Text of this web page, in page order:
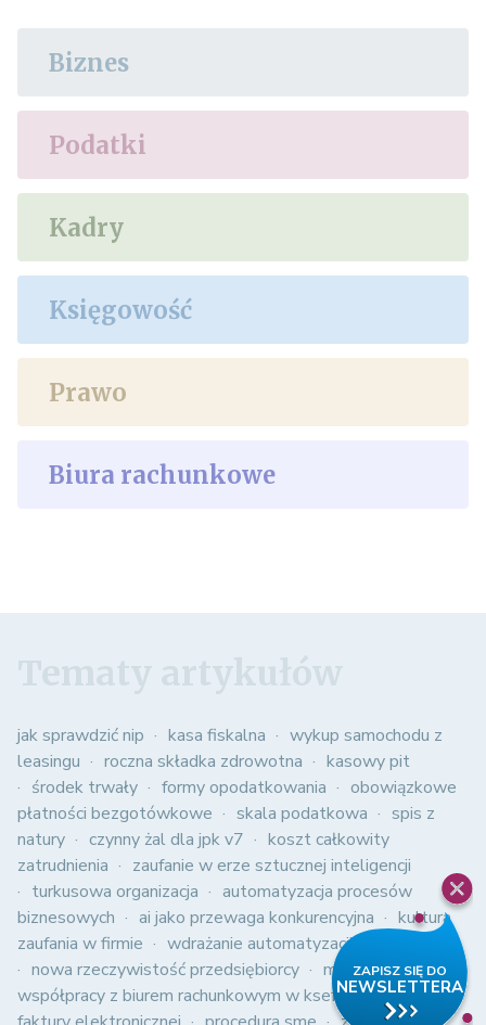
Biznes
Podatki
Kadry
Księgowość
Prawo
Biura rachunkowe
jak sprawdzić nip kasa fiskalna
wykup samochodu z
leasingu
roczna składka zdrowotna
kasowy pit
środek trwały
formy opodatkowania
obowiązkowe
płatności bezgotówkowe
skala podatkowa
spis z
natury
czynny żal dla jpk v7
koszt całkowity
zatrudnienia
zaufanie w erze sztucznej inteligencji
turkusowa organizacja
automatyzacja procesów
biznesowych
ai jako przewaga konkurencyjna
kultura
zaufania w firmie
wdrażanie automatyzacji w firmie
nowa rzeczywistość przedsiębiorcy
modele
współpracy z biurem rachunkowym w ksef
struktura